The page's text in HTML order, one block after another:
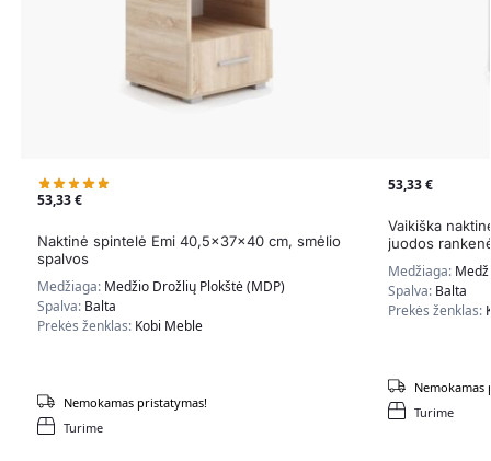
53,33€
Naktinė spintelė Emi 40,5x37x40 cm, smėlio
spalvos
Medžiaga: Medžio Drožlių Plokštė (MDP)
Spalva: Balta
Prekės ženklas: Kobi Meble
Turime
Nemokamas pristatymas!
53,33€
Vaikiška
juodos
Medžiaga:
Spalva: Balta
Prekės ženklas:
Turime
Nemokamas